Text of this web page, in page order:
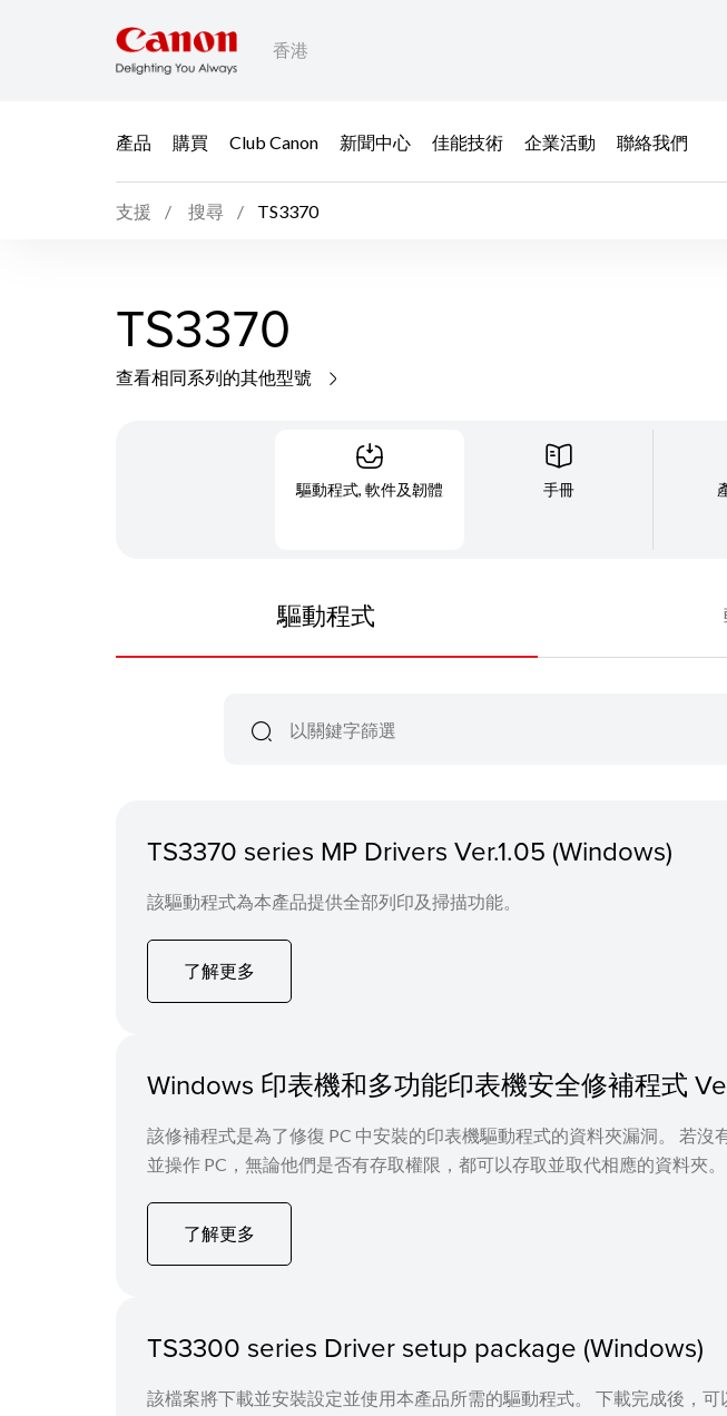
香港
產品 購買 Club Canon 新聞中心 佳能技術 企業活動 聯絡我們
支援 搜尋 TS3370
TS3370
查看相同系列的其他型號
驅動程式, 軟件及韌體 手冊
驅動程式
TS3370 series MP Drivers Ver.1.05 (Windows)
該驅動程式為本產品提供全部列印及掃描功能。
了解更多
Windows 印表機和多功能印表機安全修補程式
該修補程式是為了修復 PC 中安裝的印表機驅動程式的資料夾漏洞。 若沒
並操作 PC，無論他們是否有存取權限，都可以存取並取代相應的資料夾。
了解更多
TS3300 series Driver setup package (Windows)
該檔案將下載並安裝設定並使用本產品所需的驅動程式。 下載完成後，可